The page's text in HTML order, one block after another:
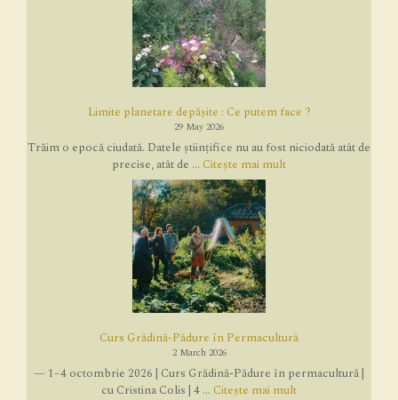
Limite planetare depășite : Ce putem face ?
29 May 2026
Trăim o epocă ciudată. Datele științifice nu au fost niciodată atât de
precise, atât de ... Citește mai mult
Curs Grădină-Pădure în Permacultură
2 March 2026
— 1–4 octombrie 2026 | Curs Grădină-Pădure în permacultură |
cu Cristina Colis | 4 ... Citește mai mult